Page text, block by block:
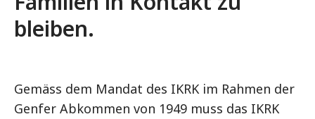
bleiben.
Gemäss dem Mandat des IKRK im Rahmen der
Genfer Abkommen von 1949 muss das IKRK